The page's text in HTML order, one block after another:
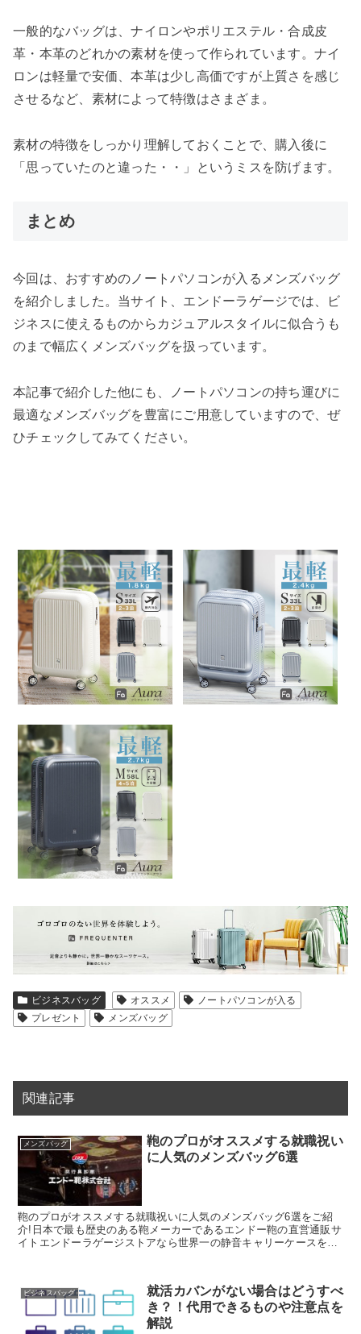
一般的なバッグは、ナイロンやポリエステル・合成皮
革・本革のどれかの素材を使って作られています。ナイ
ロンは軽量で安価、本革は少し高価ですが上質さを感じ
させるなど、素材によって特徴はさまざま。
素材の特徴をしっかり理解しておくことで、購入後に
「思っていたのと違った・・」というミスを防げます。
まとめ
今回は、おすすめのノートパソコンが入るメンズバッグ
を紹介しました。当サイト、エンドーラゲージでは、ビ
ジネスに使えるものからカジュアルスタイルに似合うも
のまで幅広くメンズバッグを扱っています。
本記事で紹介した他にも、ノートパソコンの持ち運びに
最適なメンズバッグを豊富にご用意していますので、ぜ
ひチェックしてみてください。
ビジネスバッグ オススメ
ノートパソコンが入る
プレゼント
メンズバッグ
関連記事
メンズバッグ
鞄のプロがオススメする就職祝い
に人気のメンズバッグ6選
鞄のプロがオススメする就職祝いに人気のメンズバッグ6選をご紹
介!日本で最も歴史のある鞄メーカーであるエンドー鞄の直営通販サ
イトエンドーラゲージストアなら世界一の静音キャリーケースを始
ビジネスバッグ
就活カバンがない場合はどうすべ
き？！代用できるものや注意点を
解説